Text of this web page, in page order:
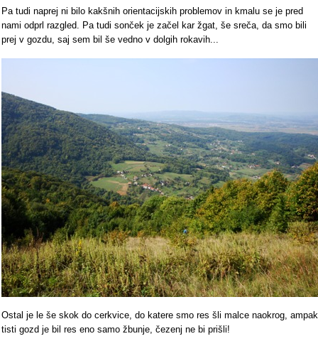
Pa tudi naprej ni bilo kakšnih orientacijskih problemov in kmalu se je pred
nami odprl razgled. Pa tudi sonček je začel kar žgat, še sreča, da smo bili
prej v gozdu, saj sem bil še vedno v dolgih rokavih...
Ostal je le še skok do cerkvice, do katere smo res šli malce naokrog, ampak
tisti gozd je bil res eno samo žbunje, čezenj ne bi prišli!